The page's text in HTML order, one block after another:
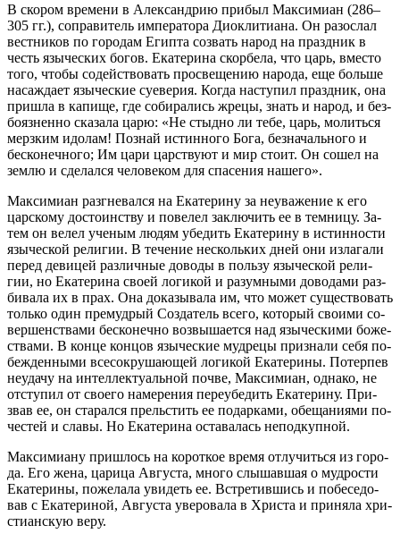
В ско­ром вре­ме­ни в Алек­сан­дрию при­был Мак­си­ми­ан (286–
305 гг.), со­пра­ви­тель им­пе­ра­то­ра Дио­кли­ти­а­на. Он разо­слал
вест­ни­ков по го­ро­дам Егип­та со­звать на­род на празд­ник в
честь язы­че­ских бо­гов. Ека­те­ри­на скор­бе­ла, что царь, вме­сто
то­го, чтобы со­дей­ство­вать про­све­ще­нию на­ро­да, еще боль­ше
на­саж­да­ет язы­че­ские суе­ве­рия. Ко­гда на­сту­пил празд­ник, она
при­шла в ка­пи­ще, где со­би­ра­лись жре­цы, знать и на­род, и без­
бо­яз­нен­но ска­за­ла ца­рю: «Не стыд­но ли те­бе, царь, мо­лить­ся
мерз­ким идо­лам! По­знай ис­тин­но­го Бо­га, без­на­чаль­но­го и
бес­ко­неч­но­го; Им ца­ри цар­ству­ют и мир сто­ит. Он со­шел на
зем­лю и сде­лал­ся че­ло­ве­ком для спа­се­ния на­ше­го».
Мак­си­ми­ан раз­гне­вал­ся на Ека­те­ри­ну за неува­же­ние к его
цар­ско­му до­сто­ин­ству и по­ве­лел за­клю­чить ее в тем­ни­цу. За­
тем он ве­лел уче­ным лю­дям убе­дить Ека­те­ри­ну в ис­тин­но­сти
язы­че­ской ре­ли­гии. В те­че­ние несколь­ких дней они из­ла­га­ли
пе­ред де­ви­цей раз­лич­ные до­во­ды в поль­зу язы­че­ской ре­ли­
гии, но Ека­те­ри­на сво­ей ло­ги­кой и ра­зум­ны­ми до­во­да­ми раз­
би­ва­ла их в прах. Она до­ка­зы­ва­ла им, что мо­жет су­ще­ство­вать
толь­ко один пре­муд­рый Со­зда­тель все­го, ко­то­рый сво­и­ми со­
вер­шен­ства­ми бес­ко­неч­но воз­вы­ша­ет­ся над язы­че­ски­ми бо­же­
ства­ми. В кон­це кон­цов язы­че­ские муд­ре­цы при­зна­ли се­бя по­
беж­ден­ны­ми все­со­кру­ша­ю­щей ло­ги­кой Ека­те­ри­ны. По­тер­пев
неуда­чу на ин­тел­лек­ту­аль­ной поч­ве, Мак­си­ми­ан, од­на­ко, не
от­сту­пил от сво­е­го на­ме­ре­ния пе­ре­убе­дить Ека­те­ри­ну. При­
звав ее, он ста­рал­ся пре­льстить ее по­дар­ка­ми, обе­ща­ни­я­ми по­
че­стей и сла­вы. Но Ека­те­ри­на оста­ва­лась непод­куп­ной.
Мак­си­ми­а­ну при­шлось на ко­рот­кое вре­мя от­лу­чить­ся из го­ро­
да. Его же­на, ца­ри­ца Ав­гу­ста, мно­го слы­шав­шая о муд­ро­сти
Ека­те­ри­ны, по­же­ла­ла уви­деть ее. Встре­тив­шись и по­бе­се­до­
вав с Ека­те­ри­ной, Ав­гу­ста уве­ро­ва­ла в Хри­ста и при­ня­ла хри­
сти­ан­скую ве­ру.